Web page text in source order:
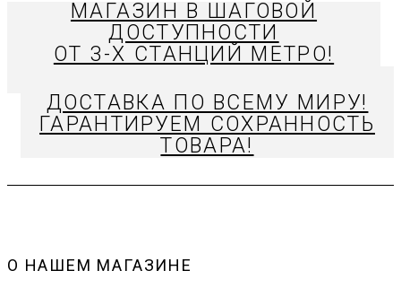
МАГАЗИН В ШАГОВОЙ
ДОСТУПНОСТИ
ОТ 3-Х СТАНЦИЙ МЕТРО!
ДОСТАВКА ПО ВСЕМУ МИРУ!
ГАРАНТИРУЕМ СОХРАННОСТЬ
ТОВАРА!
О НАШЕМ МАГАЗИНЕ